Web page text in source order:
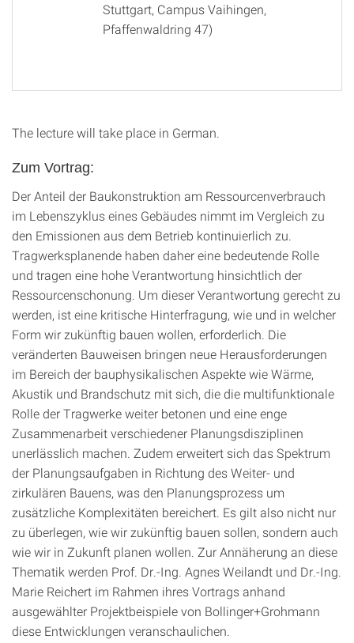
Stuttgart, Campus Vaihingen,
Pfaffenwaldring 47)
The lecture will take place in German.
Zum Vortrag:
Der Anteil der Baukonstruktion am Ressourcenverbrauch
im Lebenszyklus eines Gebäudes nimmt im Vergleich zu
den Emissionen aus dem Betrieb kontinuierlich zu.
Tragwerksplanende haben daher eine bedeutende Rolle
und tragen eine hohe Verantwortung hinsichtlich der
Ressourcenschonung. Um dieser Verantwortung gerecht zu
werden, ist eine kritische Hinterfragung, wie und in welcher
Form wir zukünftig bauen wollen, erforderlich. Die
veränderten Bauweisen bringen neue Herausforderungen
im Bereich der bauphysikalischen Aspekte wie Wärme,
Akustik und Brandschutz mit sich, die die multifunktionale
Rolle der Tragwerke weiter betonen und eine enge
Zusammenarbeit verschiedener Planungsdisziplinen
unerlässlich machen. Zudem erweitert sich das Spektrum
der Planungsaufgaben in Richtung des Weiter- und
zirkulären Bauens, was den Planungsprozess um
zusätzliche Komplexitäten bereichert. Es gilt also nicht nur
zu überlegen, wie wir zukünftig bauen sollen, sondern auch
wie wir in Zukunft planen wollen. Zur Annäherung an diese
Thematik werden Prof. Dr.-Ing. Agnes Weilandt und Dr.-Ing.
Marie Reichert im Rahmen ihres Vortrags anhand
ausgewählter Projektbeispiele von Bollinger+Grohmann
diese Entwicklungen veranschaulichen.